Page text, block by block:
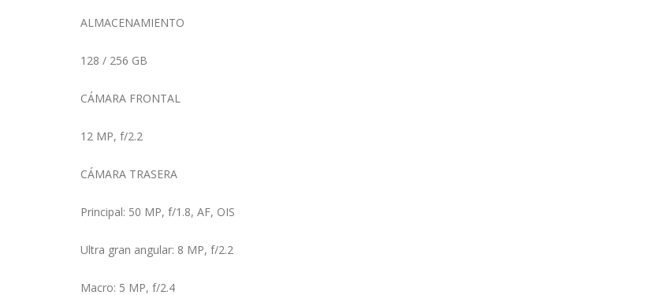
ALMACENAMIENTO
128 / 256 GB
CÁMARA FRONTAL
12 MP, f/2.2
CÁMARA TRASERA
Principal: 50 MP, f/1.8, AF, OIS
Ultra gran angular: 8 MP, f/2.2
Macro: 5 MP, f/2.4